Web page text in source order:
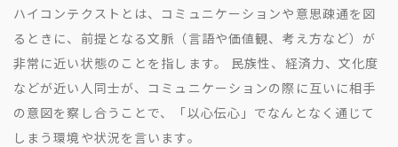
ハイコンテクストとは、コミュニケーションや意思疎通を図
るときに、前提となる文脈（言語や価値観、考え方など）が
非常に近い状態のことを指します。 民族性、経済力、文化度
などが近い人同士が、コミュニケーションの際に互いに相手
の意図を察し合うことで、「以心伝心」でなんとなく通じて
しまう環境や状況を言います。